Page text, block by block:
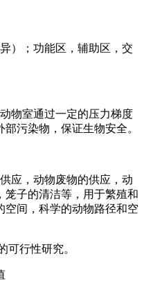
）；功能区，辅助区，交
物室通过一定的压力梯度
污染物，保证生物安全。
应，动物废物的供应，动
笼子的清洁等，用于繁殖和
空间，科学的动物路径和空
可行性研究。